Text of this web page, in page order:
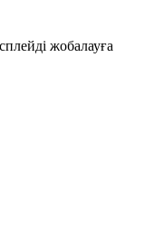
жобалауға